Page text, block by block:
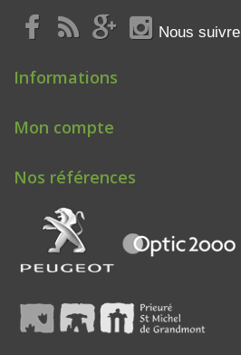
Nous suivre
Informations
Mon compte
Nos références